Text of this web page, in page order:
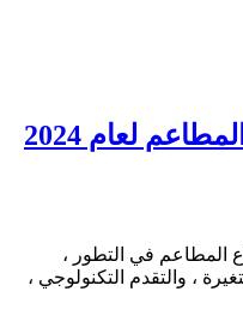
لعام 2024
، يستمر قطاع المطاعم في التطور ،
، والتقدم التكنولوجي ،